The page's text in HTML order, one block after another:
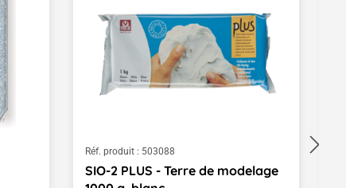
Réf. produit : 503088
SIO-2 PLUS - Terre de modelage